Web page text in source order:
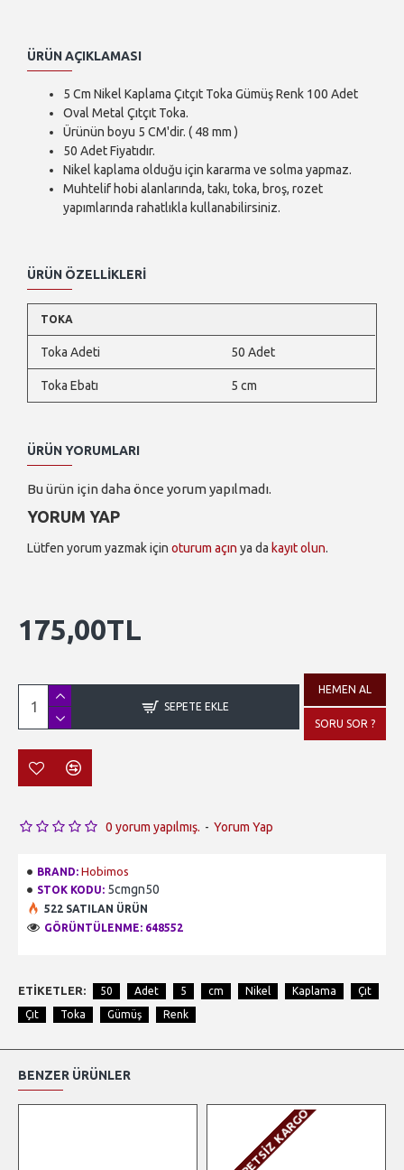
ÜRÜN AÇIKLAMASI
5 Cm Nikel Kaplama Çıtçıt Toka Gümüş Renk 100 Adet
Oval Metal Çıtçıt Toka.
Ürünün boyu 5 CM'dir. ( 48 mm )
50 Adet Fiyatıdır.
Nikel kaplama olduğu için kararma ve solma yapmaz.
Muhtelif hobi alanlarında, takı, toka, broş, rozet
yapımlarında rahatlıkla kullanabilirsiniz.
ÜRÜN ÖZELLIKLERI
TOKA
Toka Adeti 50 Adet
Toka Ebatı 5 cm
ÜRÜN YORUMLARI
Bu ürün için daha önce yorum yapılmadı.
YORUM YAP
Lütfen yorum yazmak için oturum açın ya da kayıt olun.
BRAND: Hobimos
STOK KODU: 5cmgn50
522 SATILAN ÜRÜN
GÖRÜNTÜLENME: 648552
0 yorum yapılmış. - Yorum Yap
175,00TL
SEPETE EKLE
HEMEN AL
SORU SOR ?
ETIKETLER: 50 Adet 5 cm Nikel Kaplama Çıt
Çıt Toka Gümüş Renk
BENZER ÜRÜNLER
ÜCRETSIZ KARGO